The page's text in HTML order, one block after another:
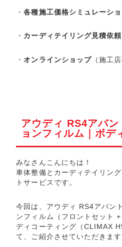
・各種施工価格シミュレーシ
・ カーディテイリング見積依
・オンラインショップ （施工
アウディ RS4アバ
ョンフィルム｜ボデ
みなさんこんにちは！
車体整備とカーディテイリン
トサービスです。
今回は、アウディ RS4アバン
ンフィルム（フロントセット
ディコーティング（CLIMAX
て、ご紹介させていただきます